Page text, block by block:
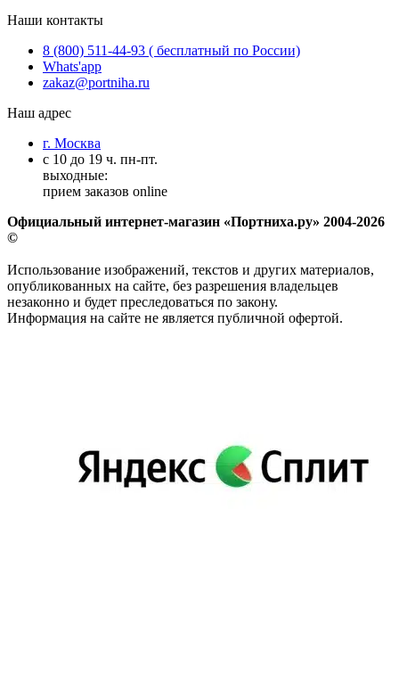
Наши контакты
8 (800) 511-44-93 ( бесплатный по России)
Whats'app
zakaz@portniha.ru
Наш адрес
г. Москва
с 10 до 19 ч. пн-пт.
выходные:
прием заказов online
Официальный интернет-магазин «Портниха.ру» 2004-2026
©
Использование изображений, текстов и других материалов,
опубликованных на сайте, без разрешения владельцев
незаконно и будет преследоваться по закону.
Информация на сайте не является публичной офертой.